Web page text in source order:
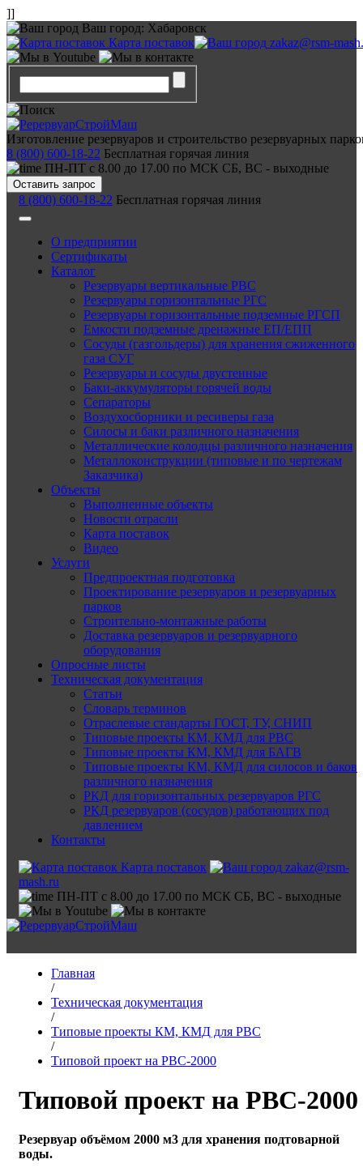
]]
Ваш город: Хабаровск
Карта поставок
zakaz@rsm-
Изготовление резервуаров и строительство резервуарных
8 (800) 600-18-22 Бесплатная горячая линия
ПН-ПТ с 8.00 до 17.00 по МСК СБ, ВС - выходные
Оставить запрос
8 (800) 600-18-22 Бесплатная горячая линия
О предприятии
Сертификаты
Каталог
Резервуары вертикальные РВС
Резервуары горизонтальные РГС
Резервуары горизонтальные подземные РГСП
Емкости подземные дренажные ЕП/ЕПП
Сосуды (газгольдеры) для хранения сжиженного
газа СУГ
Резервуары и сосуды двустенные
Баки-аккумуляторы горячей воды
Сепараторы
Воздухосборники и ресиверы газа
Силосы и баки различного назначения
Металлические колодцы различного назначения
Металлоконструкции (типовые и по чертежам
Заказчика)
Объекты
Выполненные объекты
Новости отрасли
Карта поставок
Видео
Услуги
Предпроектная подготовка
Проектирование резервуаров и резервуарных
парков
Строительно-монтажные работы
Доставка резервуаров и резервуарного
оборудования
Опросные листы
Техническая документация
Статьи
Словарь терминов
Отраслевые стандарты ГОСТ, ТУ, СНИП
Типовые проекты КМ, КМД для РВС
Типовые проекты КМ, КМД для БАГВ
Типовые проекты КМ, КМД для силосов и баков
различного назначения
РКД для горизонтальных резервуаров РГС
РКД резервуаров (сосудов) работающих под
давлением
Контакты
Карта поставок
zakaz@rsm-
mash.ru
ПН-ПТ с 8.00 до 17.00 по МСК СБ, ВС - выходные
Главная
/
Техническая документация
/
Типовые проекты КМ, КМД для РВС
/
Типовой проект на РВС-2000
Типовой проект на РВС-2000
Резервуар объёмом 2000 м3 для хранения подтоварной
воды.